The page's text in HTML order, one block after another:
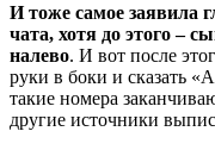
И тоже самое заявила
чата, хотя до этого –
налево. И вот после
руки в боки и сказать
такие номера
другие источники